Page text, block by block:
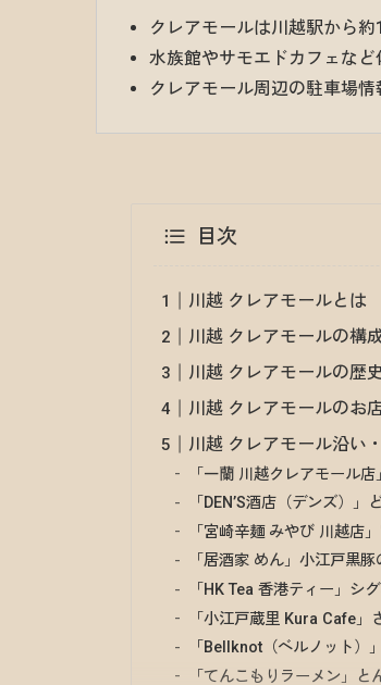
クレアモールは川越駅から
水族館やサモエドカフェな
クレアモール周辺の駐車場
目次
川越 クレアモールとは
川越 クレアモールの構
川越 クレアモールの歴
川越 クレアモールのお
川越 クレアモール沿い
「一蘭 川越クレアモール
「DEN’S酒店（デンズ）
「宮崎辛麺 みやび 川越店
「居酒家 めん」小江戸黒
「HK Tea 香港ティー」シ
「小江戸蔵里 Kura Cafe」
「Bellknot（ベルノット）
「てんこもりラーメン」と